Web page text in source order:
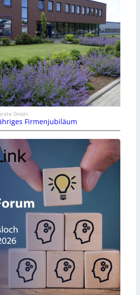
GmbH
Firmenjubiläum